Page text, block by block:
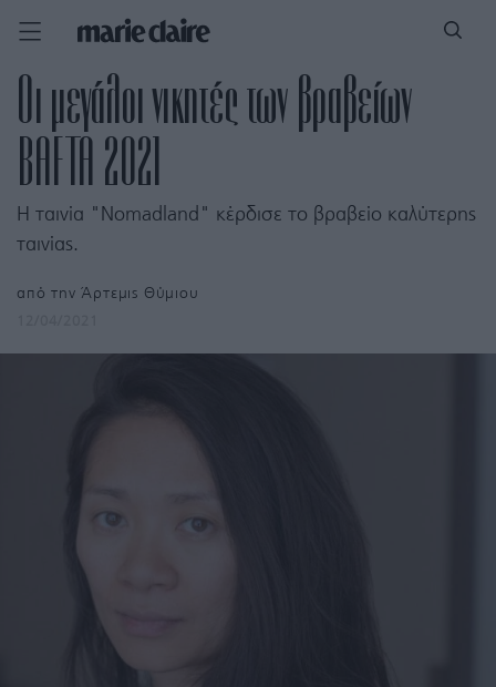
Οι μεγάλοι νικητές των βραβείων
BAFTA 2021
Η ταινία "Nomadland" κέρδισε το βραβείο καλύτερης
ταινίας.
από τηνΆρτεμις Θύμιου